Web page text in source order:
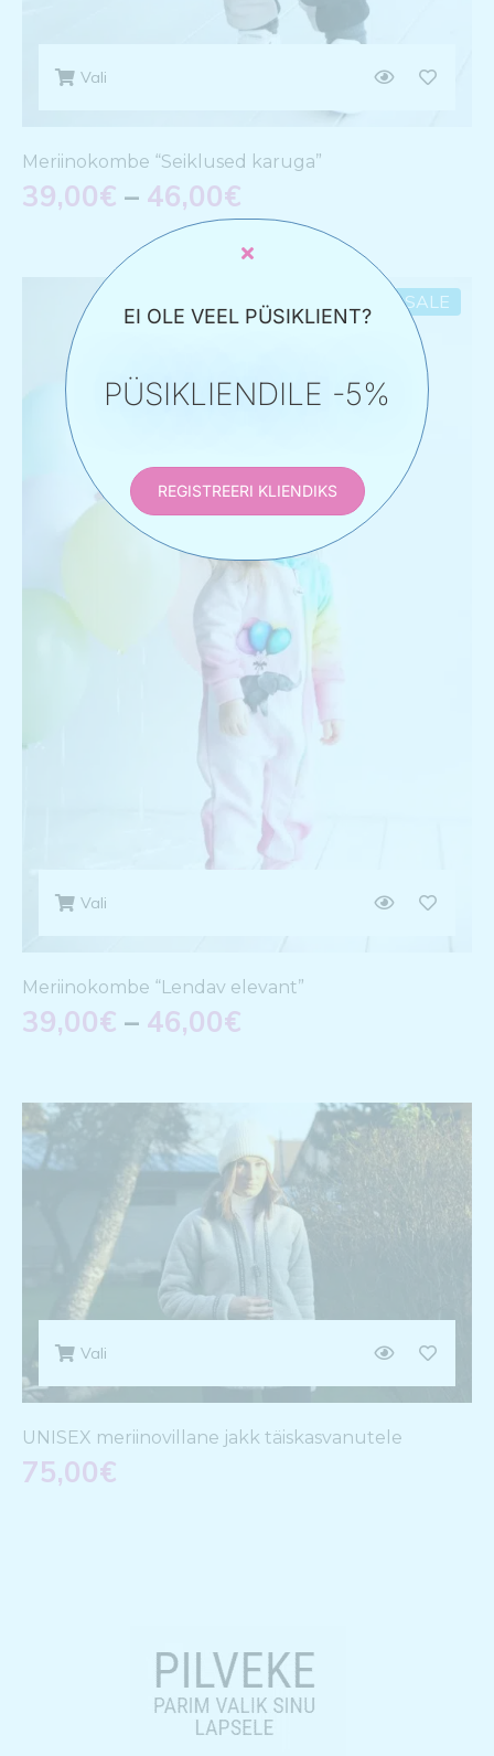
Vali
Meriinokombe “Seiklused karuga”
39,00€ – 46,00€
SALE
Vali
Meriinokombe “Lendav elevant”
39,00€ – 46,00€
Vali
UNISEX meriinovillane jakk täiskasvanutele
75,00€
EI OLE VEEL PÜSIKLIENT?
PÜSIKLIENDILE -5%
REGISTREERI KLIENDIKS